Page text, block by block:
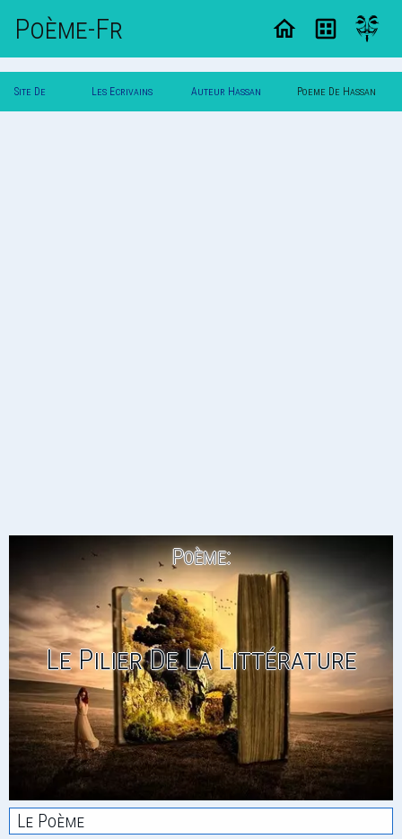
Poème-Fr
Site De Les Ecrivains Auteur Hassan Poeme De Hassan
Poème:
Le Pilier De La Littérature
Le Poème